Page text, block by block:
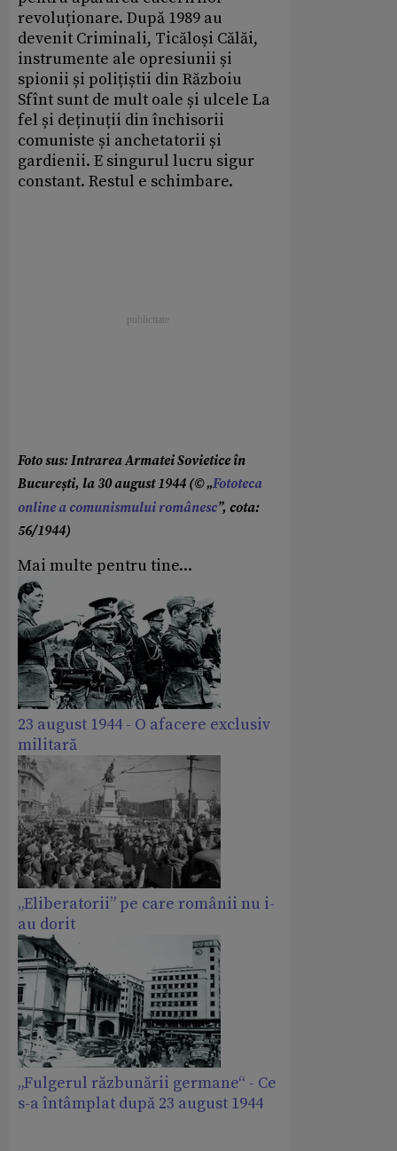
revoluționare. După 1989 au
devenit Criminali, Ticăloși Călăi,
instrumente ale opresiunii și
spionii și polițiștii din Războiu
Sfînt sunt de mult oale și ulcele La
fel și deținuții din închisorii
comuniste și anchetatorii și
gardienii. E singurul lucru sigur
constant. Restul e schimbare.
Foto sus:Intrarea Armatei Sovietice în
București, la 30 august 1944 (© „Fototeca
online a comunismului românesc”, cota:
56/1944)
Mai multe pentru tine...
23 august 1944 - O afacere exclusiv
militară
„Eliberatorii” pe care românii nu i-
au dorit
„Fulgerul răzbunării germane“ - Ce
s-a întâmplat după 23 august 1944